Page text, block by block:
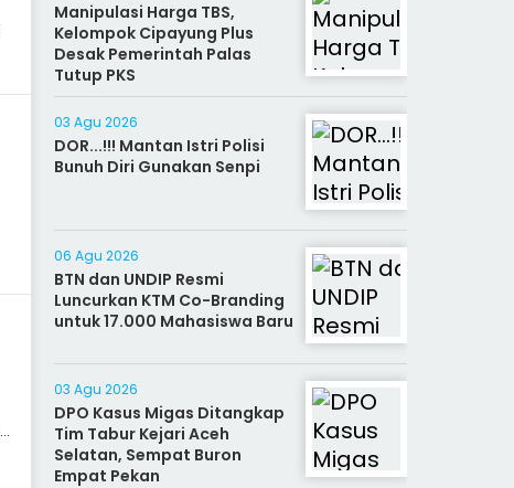
Manipulasi Harga TBS,
Kelompok Cipayung Plus
Desak Pemerintah Palas
Tutup PKS
03 Agu 2026
DOR...!!! Mantan Istri Polisi
Bunuh Diri Gunakan Senpi
06 Agu 2026
BTN dan UNDIP Resmi
Luncurkan KTM Co-Branding
untuk 17.000 Mahasiswa Baru
03 Agu 2026
DPO Kasus Migas Ditangkap
Tim Tabur Kejari Aceh
Selatan, Sempat Buron
Empat Pekan